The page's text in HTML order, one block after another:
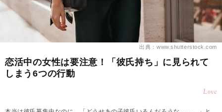
出典：www.shutterstock.com
恋活中の女性は要注意！「彼氏持ち」に見られて
しまう6つの行動
Love